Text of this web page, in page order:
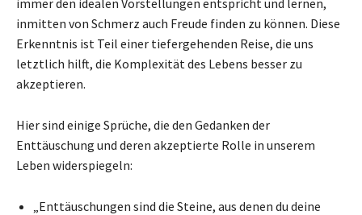
inmitten von Schmerz auch Freude finden zu können. Diese
Erkenntnis ist Teil einer tiefergehenden Reise, die uns
letztlich hilft, die Komplexität des Lebens besser zu
akzeptieren.
Hier sind einige Sprüche, die den Gedanken der
Enttäuschung und deren akzeptierte Rolle in unserem
Leben widerspiegeln:
„Enttäuschungen sind die Steine, aus denen du deine